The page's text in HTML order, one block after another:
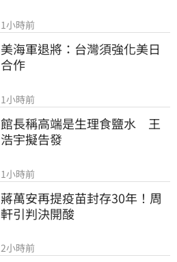
1小時前
美海軍退將：台灣須強化美日
合作
1小時前
館長稱高端是生理食鹽水　王
浩宇擬告發
1小時前
蔣萬安再提疫苗封存30年！周
軒引判決開酸
2小時前